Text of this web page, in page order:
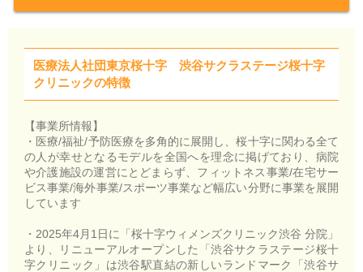
医療法人社団東京桜十字 渋谷サクラステージ桜十字
クリニックの特徴
【事業所情報】
・医療/福祉/予防医療を多角的に展開し、桜十字に関わる全て
の人が幸せとなるモデルを全国へを理念に掲げており、病院
や介護施設の運営にとどまらず、フィットネス事業/在宅サー
ビス事業/海外事業/スポーツ事業など幅広い分野に事業を展開
しています
・2025年4月1日に「桜十字ウィメンズクリニック渋谷 分院」
より、リニューアルオープンした「渋谷サクラステージ桜十
字クリニック」は渋谷駅直結の新しいランドマーク「渋谷サ